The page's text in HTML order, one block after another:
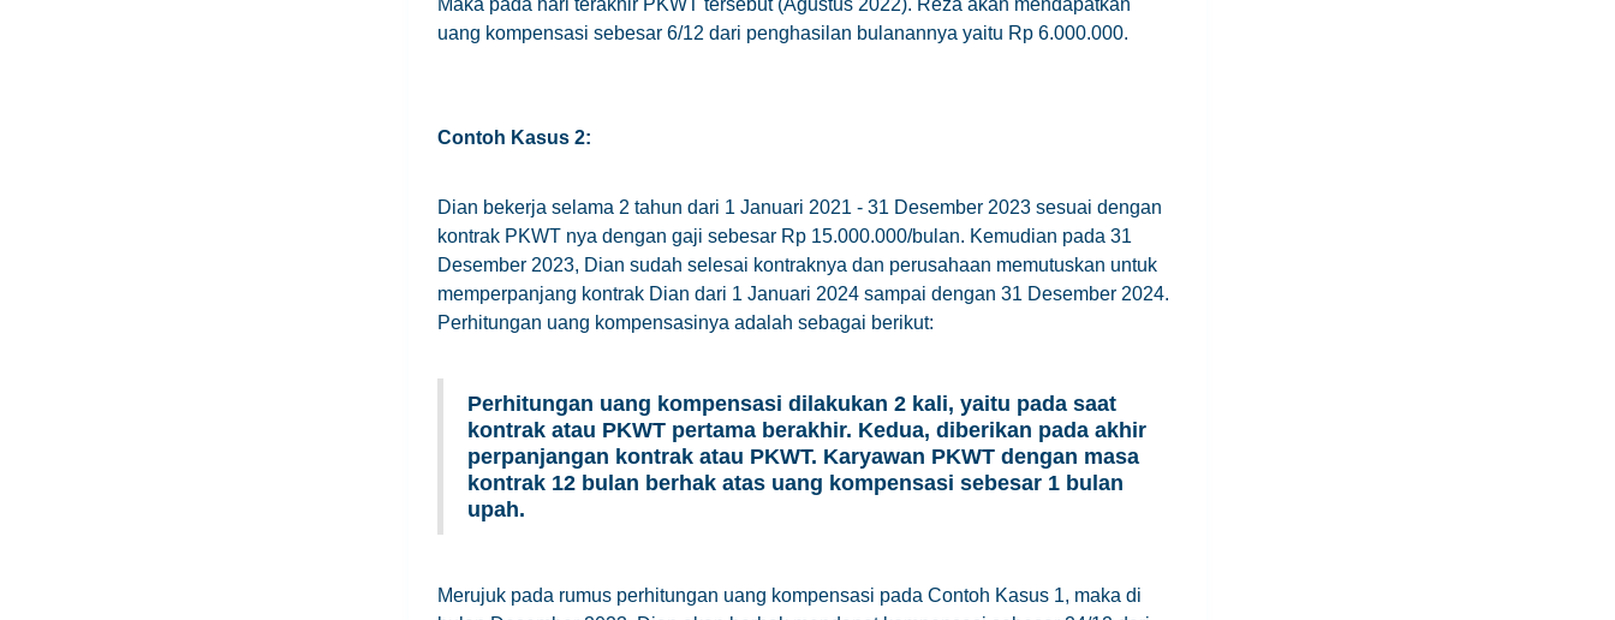
Maka pada hari terakhir PKWT tersebut (Agustus 2022). Reza akan mendapatkan
uang kompensasi sebesar 6/12 dari penghasilan bulanannya yaitu Rp 6.000.000.
Contoh Kasus 2:
Dian bekerja selama 2 tahun dari 1 Januari 2021 - 31 Desember 2023 sesuai dengan
kontrak PKWT nya dengan gaji sebesar Rp 15.000.000/bulan. Kemudian pada 31
Desember 2023, Dian sudah selesai kontraknya dan perusahaan memutuskan untuk
memperpanjang kontrak Dian dari 1 Januari 2024 sampai dengan 31 Desember 2024.
Perhitungan uang kompensasinya adalah sebagai berikut:
Perhitungan uang kompensasi dilakukan 2 kali, yaitu pada saat
kontrak atau PKWT pertama berakhir. Kedua, diberikan pada akhir
perpanjangan kontrak atau PKWT. Karyawan PKWT dengan masa
kontrak 12 bulan berhak atas uang kompensasi sebesar 1 bulan
upah.
Merujuk pada rumus perhitungan uang kompensasi pada Contoh Kasus 1, maka di